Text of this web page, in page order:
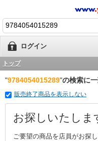
ログイン
トップ
"9784054015289"の検索に
販売終了商品を表示しない
お探しいたしま
ご要望の商品を店員がお探